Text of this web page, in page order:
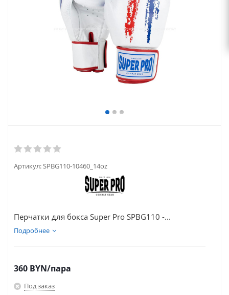
Артикул:SPBG110-10460_14oz
Перчатки для бокса Super Pro SPBG110 -...
Подробнее
360 BYN/пара
Под заказ